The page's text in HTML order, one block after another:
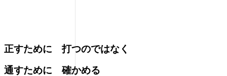
正すために 打つのではなく
通すために 確かめる